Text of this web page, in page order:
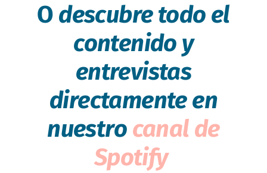
O descubre todo el
contenido y
entrevistas
directamente en
nuestro canal de
Spotify